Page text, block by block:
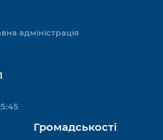
адміністрація
Громадськості